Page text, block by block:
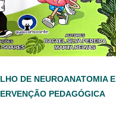
DE NEUROANATOMIA E
PEDAGÓGICA